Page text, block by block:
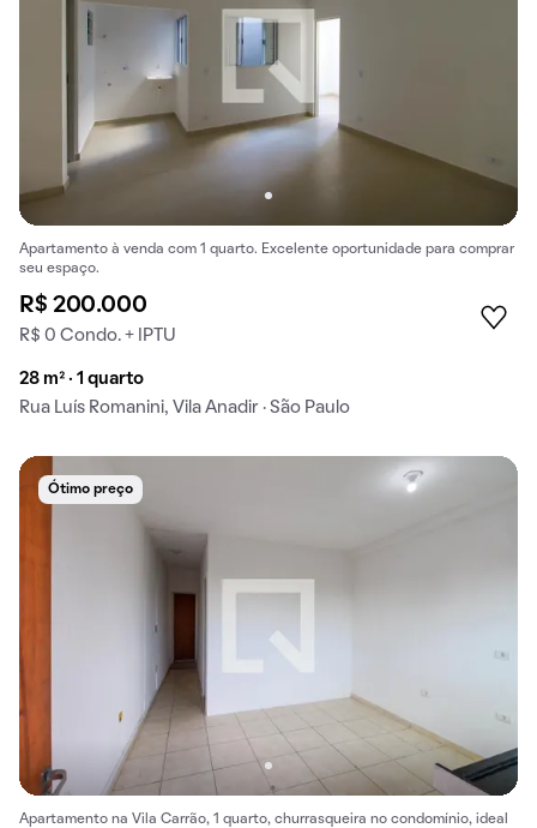
Apartamento à venda com 1 quarto. Excelente oportunidade para comprar
seu espaço.
R$ 200.000
R$ 0 Condo. + IPTU
28 m² · 1 quarto
Rua Luís Romanini, Vila Anadir · São Paulo
Ótimo preço
Apartamento na Vila Carrão, 1 quarto, churrasqueira no condomínio, ideal